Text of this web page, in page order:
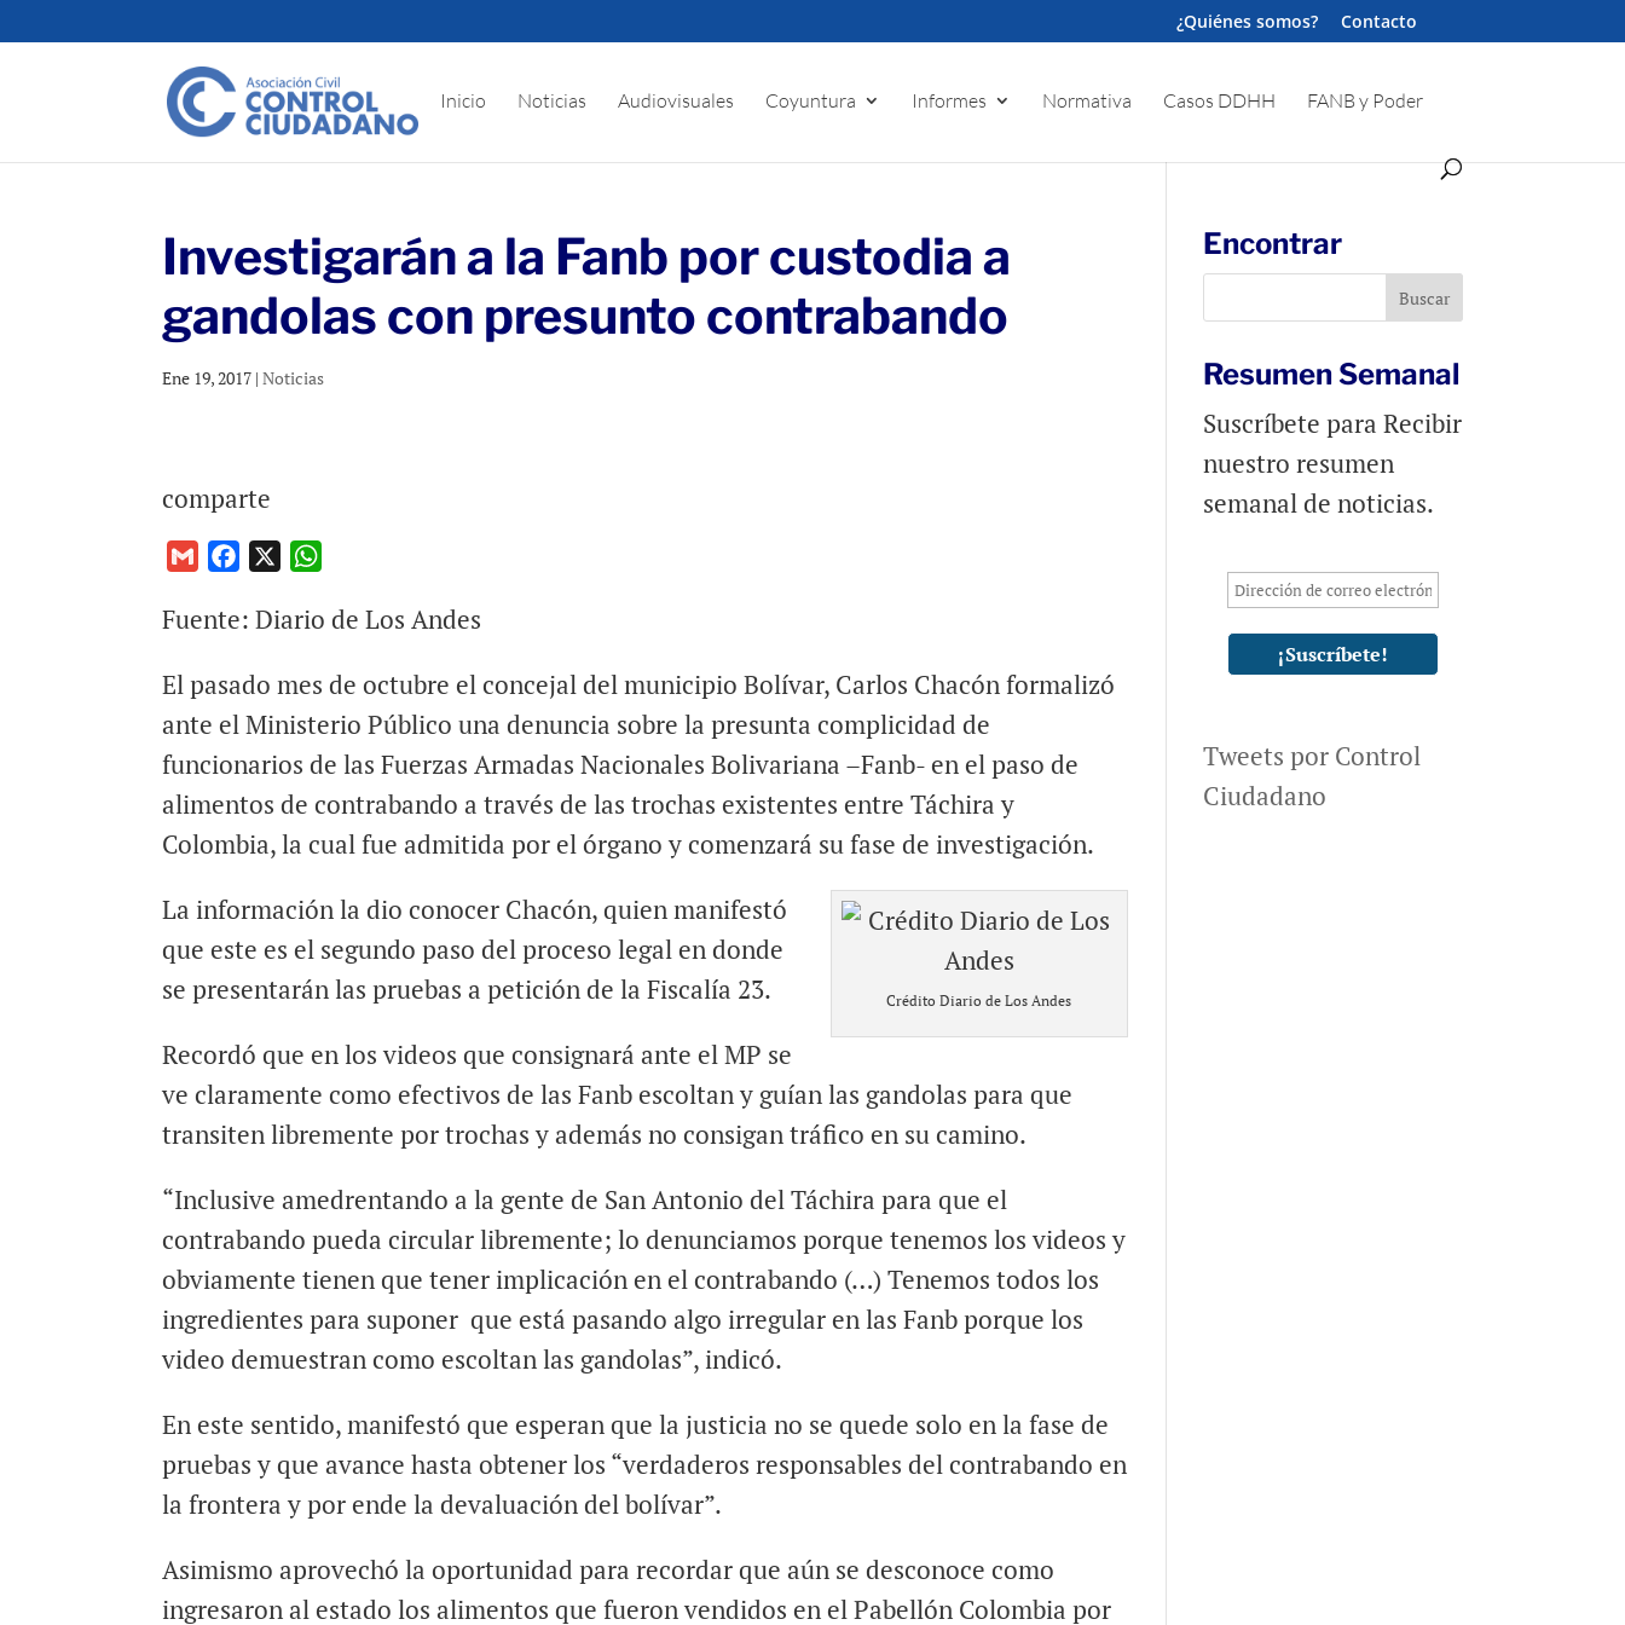
¿Quiénes somos? Contacto
Inicio Noticias Audiovisuales Coyuntura Informes Normativa Casos DDHH FANB y Poder
Investigarán a la Fanb por custodia a
gandolas con presunto contrabando
Ene 19, 2017 |Noticias
comparte
G
a
l
c
b
o
k
a
s
p
Fuente: Diario de Los Andes
El pasado mes de octubre el concejal del municipio Bolívar, Carlos Chacón formalizó
ante el Ministerio Público una denuncia sobre la presunta complicidad de
funcionarios de las Fuerzas Armadas Nacionales Bolivariana –Fanb- en el paso de
alimentos de contrabando a través de las trochas existentes entre Táchira y
Colombia, la cual fue admitida por el órgano y comenzará su fase de investigación.
Crédito Diario de Los Andes
La información la dio conocer Chacón, quien manifestó
que este es el segundo paso del proceso legal en donde
se presentarán las pruebas a petición de la Fiscalía 23.
Recordó que en los videos que consignará ante el MP se
ve claramente como efectivos de las Fanb escoltan y guían las gandolas para que
transiten libremente por trochas y además no consigan tráfico en su camino.
“Inclusive amedrentando a la gente de San Antonio del Táchira para que el
contrabando pueda circular libremente; lo denunciamos porque tenemos los videos y
obviamente tienen que tener implicación en el contrabando (…) Tenemos todos los
ingredientes para suponer que está pasando algo irregular en las Fanb porque los
video demuestran como escoltan las gandolas”, indicó.
En este sentido, manifestó que esperan que la justicia no se quede solo en la fase de
pruebas y que avance hasta obtener los “verdaderos responsables del contrabando en
la frontera y por ende la devaluación del bolívar”.
Asimismo aprovechó la oportunidad para recordar que aún se desconoce como
ingresaron al estado los alimentos que fueron vendidos en el Pabellón Colombia por
Encontrar
Resumen Semanal
Suscríbete para Recibir
nuestro resumen
semanal de noticias.
Tweets por Control
Ciudadano